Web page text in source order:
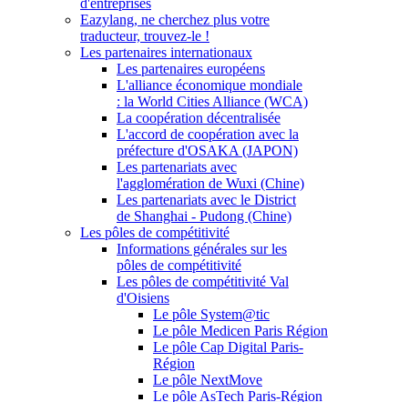
d'entreprises
Eazylang, ne cherchez plus votre
traducteur, trouvez-le !
Les partenaires internationaux
Les partenaires européens
L'alliance économique mondiale
: la World Cities Alliance (WCA)
La coopération décentralisée
L'accord de coopération avec la
préfecture d'OSAKA (JAPON)
Les partenariats avec
l'agglomération de Wuxi (Chine)
Les partenariats avec le District
de Shanghai - Pudong (Chine)
Les pôles de compétitivité
Informations générales sur les
pôles de compétitivité
Les pôles de compétitivité Val
d'Oisiens
Le pôle System@tic
Le pôle Medicen Paris Région
Le pôle Cap Digital Paris-
Région
Le pôle NextMove
Le pôle AsTech Paris-Région